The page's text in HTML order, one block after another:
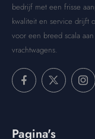
bedrijf met een frisse
kwaliteit en service drijft
voor een breed scala
vrachtwagens.
Pagina's